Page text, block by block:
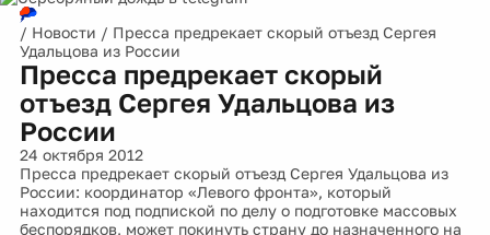
/ Новости / Пресса предрекает скорый отъезд Сергея
Удальцова из России
Пресса предрекает скорый
отъезд Сергея Удальцова из
России
24 октября 2012
Пресса предрекает скорый отъезд Сергея Удальцова из
России: координатор «Левого фронта», который
находится под подпиской по делу о подготовке массовых
беспорядков, может покинуть страну до назначенного на